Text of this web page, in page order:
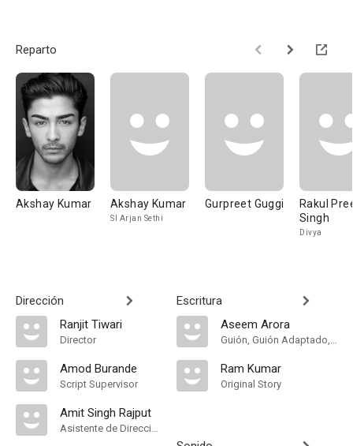
Reparto
Akshay Kumar Akshay Kumar
SI Arjan Sethi
Gurpreet Guggi
Rakul
Singh
Divya
Dirección
Ranjit Tiwari
Director
Amod Burande
Script Supervisor
Amit Singh Rajput
Asistente de Dirección
Escritura
Aseem Arora
Guión, Guión Adaptado, Dialogue
Ram Kumar
Original Story